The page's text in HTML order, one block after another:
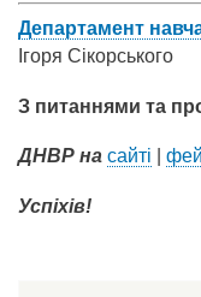
Департамент
Ігоря Сікорського
З питаннями та
ДНВР на сайті
Успіхів!